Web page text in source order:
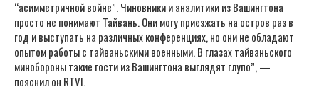
“асимметричной войне”. Чиновники и аналитики из Вашингтона
просто не понимают Тайвань. Они могу приезжать на остров раз в
год и выступать на различных конференциях, но они не обладают
опытом работы с тайваньскими военными. В глазах тайваньского
минобороны такие гости из Вашингтона выглядят глупо”, —
пояснил он RTVI.